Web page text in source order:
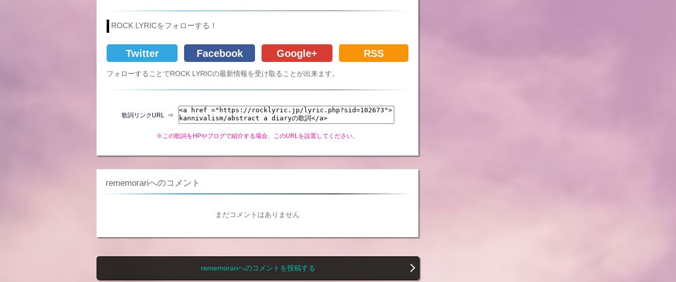
ROCK LYRICをフォローする！
Twitter Facebook Google+ RSS
フォローすることでROCK LYRICの最新情報を受け取ることが出来ます。
歌詞リンクURL ⇒
※この歌詞をHPやブログで紹介する場合、このURLを設置してください。
rememorariへのコメント
まだコメントはありません
rememorariへのコメントを投稿する